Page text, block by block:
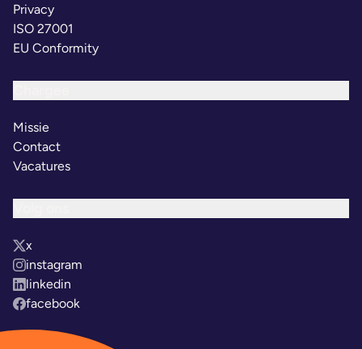
Privacy
ISO 27001
EU Conformity
Missie
Contact
Vacatures
x
instagram
linkedin
facebook